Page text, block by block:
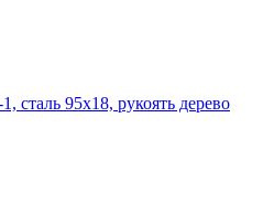
95х18, рукоять дерево